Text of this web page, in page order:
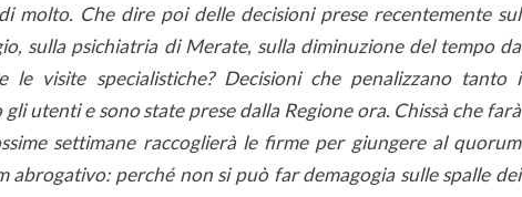
molto. Che dire poi delle decisioni prese recentemente sul
sulla psichiatria di Merate, sulla diminuzione del tempo da
le visite specialistiche? Decisioni che penalizzano tanto i
utenti e sono state prese dalla Regione ora. Chissà che farà
settimane raccoglierà le firme per giungere al quorum
abrogativo: perché non si può far demagogia sulle spalle dei